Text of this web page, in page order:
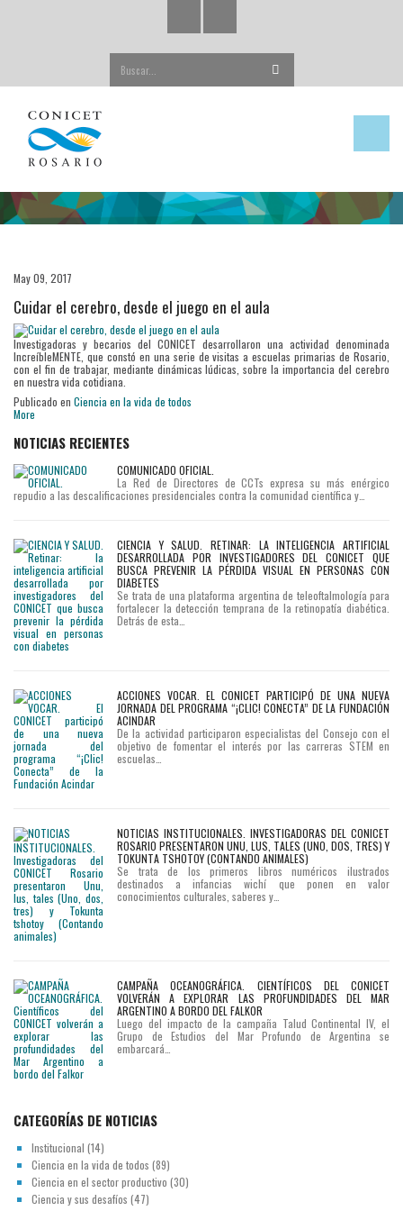
May 09, 2017
Cuidar el cerebro, desde el juego en el aula
Investigadoras y becarios del CONICET desarrollaron una actividad denominada
IncreíbleMENTE, que constó en una serie de visitas a escuelas primarias de Rosario,
con el fin de trabajar, mediante dinámicas lúdicas, sobre la importancia del cerebro
en nuestra vida cotidiana.
Publicado en Ciencia en la vida de todos
More
NOTICIAS RECIENTES
COMUNICADO OFICIAL.
La Red de Directores de CCTs expresa su más enérgico
repudio a las descalificaciones presidenciales contra la comunidad científica y…
CIENCIA Y SALUD. RETINAR: LA INTELIGENCIA ARTIFICIAL
DESARROLLADA POR INVESTIGADORES DEL CONICET QUE
BUSCA PREVENIR LA PÉRDIDA VISUAL EN PERSONAS CON
DIABETES
Se trata de una plataforma argentina de teleoftalmología para
fortalecer la detección temprana de la retinopatía diabética.
Detrás de esta…
ACCIONES VOCAR. EL CONICET PARTICIPÓ DE UNA NUEVA
JORNADA DEL PROGRAMA “¡CLIC! CONECTA” DE LA FUNDACIÓN
ACINDAR
De la actividad participaron especialistas del Consejo con el
objetivo de fomentar el interés por las carreras STEM en
escuelas…
NOTICIAS INSTITUCIONALES. INVESTIGADORAS DEL CONICET
ROSARIO PRESENTARON UNU, LUS, TALES (UNO, DOS, TRES) Y
TOKUNTA TSHOTOY (CONTANDO ANIMALES)
Se trata de los primeros libros numéricos ilustrados
destinados a infancias wichí que ponen en valor
conocimientos culturales, saberes y…
CAMPAÑA OCEANOGRÁFICA. CIENTÍFICOS DEL CONICET
VOLVERÁN A EXPLORAR LAS PROFUNDIDADES DEL MAR
ARGENTINO A BORDO DEL FALKOR
Luego del impacto de la campaña Talud Continental IV, el
Grupo de Estudios del Mar Profundo de Argentina se
embarcará…
CATEGORÍAS DE NOTICIAS
Institucional (14)
Ciencia en la vida de todos (89)
Ciencia en el sector productivo (30)
Ciencia y sus desafíos (47)